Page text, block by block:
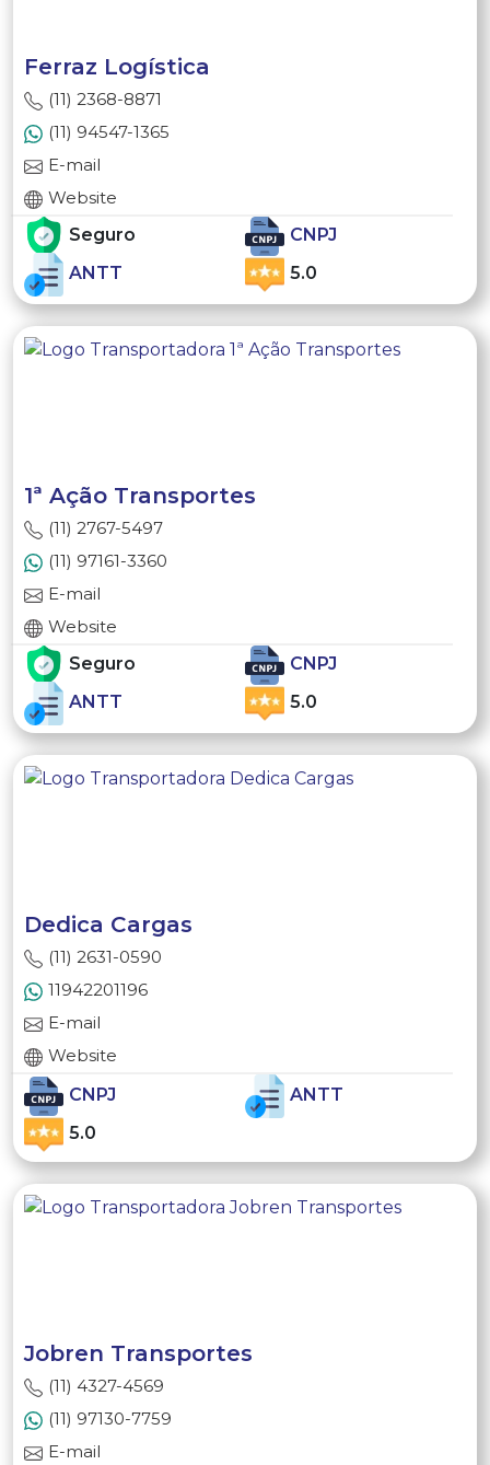
Ferraz Logística
(11) 2368-8871
(11) 94547-1365
E-mail
Website
Seguro
CNPJ
ANTT
5.0
1ª Ação Transportes
(11) 2767-5497
(11) 97161-3360
E-mail
Website
Seguro
CNPJ
ANTT
5.0
Dedica Cargas
(11) 2631-0590
11942201196
E-mail
Website
CNPJ
ANTT
5.0
Jobren Transportes
(11) 4327-4569
(11) 97130-7759
E-mail